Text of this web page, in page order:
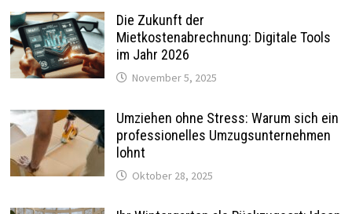
Die Zukunft der
Mietkostenabrechnung: Digitale Tools
im Jahr 2026
November 5, 2025
Umziehen ohne Stress: Warum sich ein
professionelles Umzugsunternehmen
lohnt
Oktober 28, 2025